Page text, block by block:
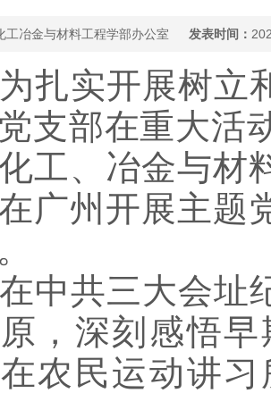
工冶金与材料工程学部办公室 发表时间：
实开展树立和
支部在重大活
工、冶金与材
广州开展主题
共三大会址纪
，深刻感悟
农民运动讲